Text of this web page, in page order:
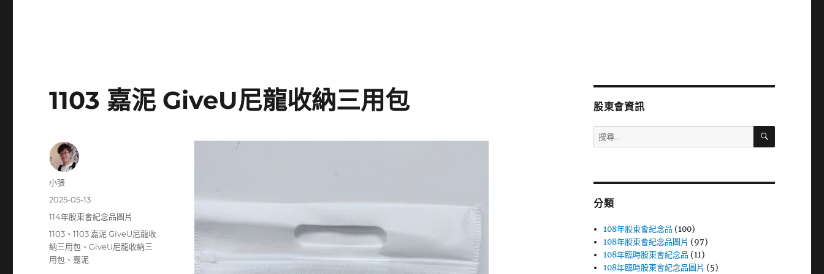
1103 嘉泥 GiveU尼龍收納三用包
作
小張
發
期:
2025-05-13
分
114年股東會紀念品圖片
標
籤
1103 、1103 嘉泥 GiveU尼龍收
納三用包 、GiveU尼龍收納三
用包 、 嘉泥
股東會資訊
搜
尋
字:
搜
分類
108年股東會紀念品 (100)
108年股東會紀念品圖片 (97)
108年臨時股東會紀念品 (11)
108年臨時股東會紀念品圖片 (5)